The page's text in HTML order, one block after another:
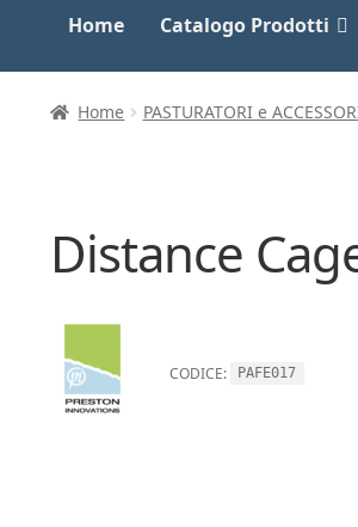
Home Catalogo Prodotti
Home PASTURATORI e
Distance
CODICE: PAFE017